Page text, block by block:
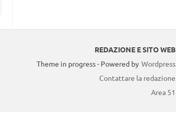
REDAZIONE E SITO WEB
Theme in progress - Powered by Wordpress
Contattare la redazione
Area 51